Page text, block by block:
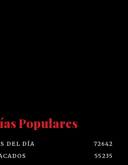
Populares
DEL DÍA
72642
55235